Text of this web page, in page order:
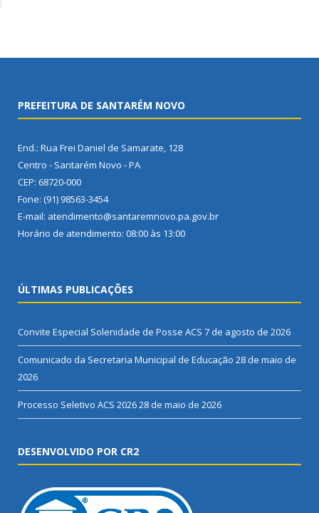
PREFEITURA DE SANTARÉM NOVO
End.: Rua Frei Daniel de Samarate, 128
Centro - Santarém Novo - PA
CEP: 68720-000
Fone: (91) 98563-3454
E-mail: atendimento@santaremnovo.pa.gov.br
Horário de atendimento: 08:00 às 13:00
ÚLTIMAS PUBLICAÇÕES
Convite Especial Solenidade de Posse ACS 7 de agosto de 2026
Comunicado da Secretaria Municipal de Educação 28 de maio de
2026
Processo Seletivo ACS 202628 de maio de 2026
DESENVOLVIDO POR CR2